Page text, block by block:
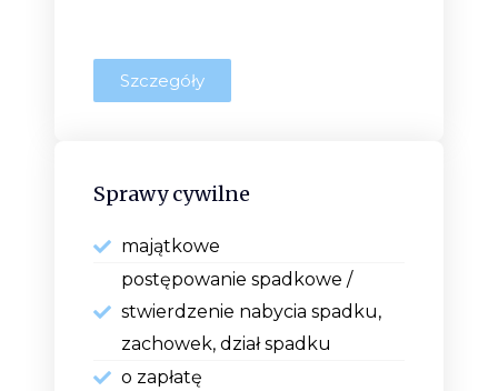
Szczegóły
Sprawy cywilne
majątkowe
postępowanie spadkowe /
stwierdzenie nabycia spadku,
zachowek, dział spadku
o zapłatę